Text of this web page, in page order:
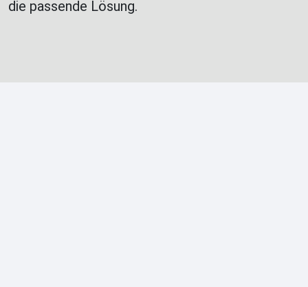
die passende Lösung.